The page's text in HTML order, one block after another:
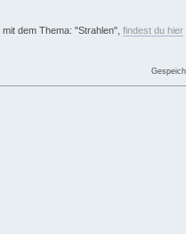
dem Thema: "Strahlen", findest du hier